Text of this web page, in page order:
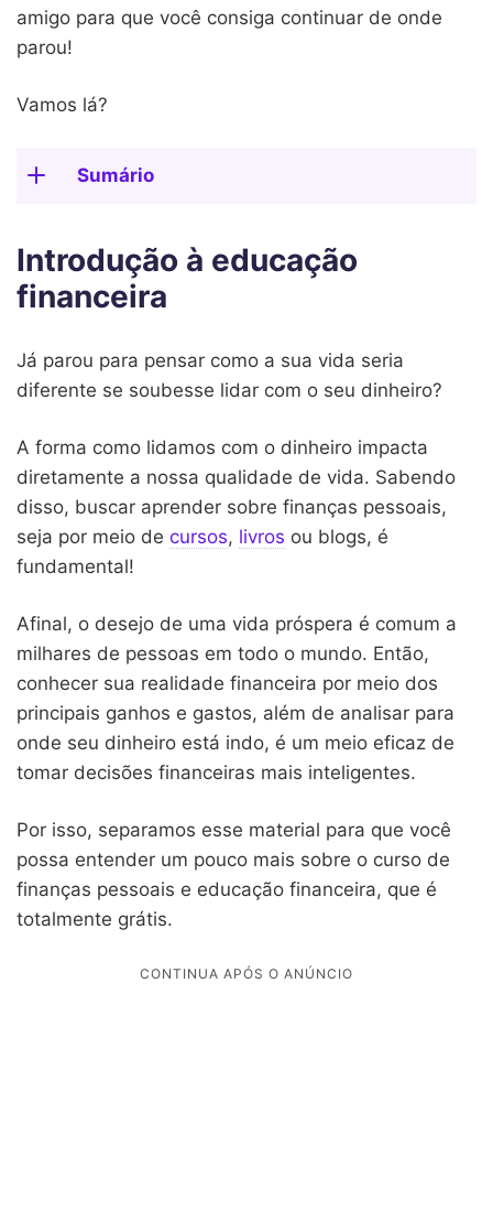
amigo para que você consiga continuar de onde
parou!
Vamos lá?
Sumário
Introdução à educação
financeira
Já parou para pensar como a sua vida seria
diferente se soubesse lidar com o seu dinheiro?
A forma como lidamos com o dinheiro impacta
diretamente a nossa qualidade de vida. Sabendo
disso, buscar aprender sobre finanças pessoais,
seja por meio de cursos, livros ou blogs, é
fundamental!
Afinal, o desejo de uma vida próspera é comum a
milhares de pessoas em todo o mundo. Então,
conhecer sua realidade financeira por meio dos
principais ganhos e gastos, além de analisar para
onde seu dinheiro está indo, é um meio eficaz de
tomar decisões financeiras mais inteligentes.
Por isso, separamos esse material para que você
possa entender um pouco mais sobre o curso de
finanças pessoais e educação financeira, que é
totalmente grátis.